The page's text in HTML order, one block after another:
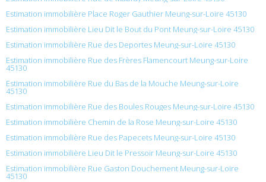
Estimation immobilière Place Roger Gauthier Meung-sur-Loire 45130
Estimation immobilière Lieu Dit le Bout du Pont Meung-sur-Loire 45130
Estimation immobilière Rue des Deportes Meung-sur-Loire 45130
Estimation immobilière Rue des Frères Flamencourt Meung-sur-Loire
45130
Estimation immobilière Rue du Bas de la Mouche Meung-sur-Loire
45130
Estimation immobilière Rue des Boules Rouges Meung-sur-Loire 45130
Estimation immobilière Chemin de la Rose Meung-sur-Loire 45130
Estimation immobilière Rue des Papecets Meung-sur-Loire 45130
Estimation immobilière Lieu Dit le Pressoir Meung-sur-Loire 45130
Estimation immobilière Rue Gaston Douchement Meung-sur-Loire
45130